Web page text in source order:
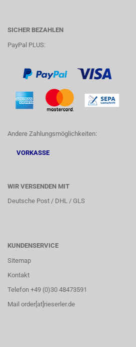
SICHER BEZAHLEN
PayPal PLUS:
Andere Zahlungsmöglichkeiten:
VORKASSE
WIR VERSENDEN MIT
Deutsche Post / DHL / GLS
KUNDENSERVICE
Sitemap
Kontakt
Telefon +49 (0)30 48473591
Mail order[at]rieserler.de